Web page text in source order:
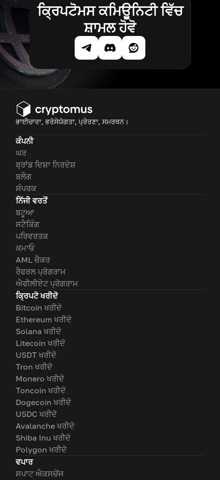
ਕ੍ਰਿਪਟੋਮਸ ਕਮਿਊਨਿਟੀ ਵਿੱਚ
ਸ਼ਾਮਲ ਹੋਵੋ
ਭਾਈਚਾਰਾ, ਭਰੋਸੇਯੋਗਤਾ, ਪ੍ਰੇਰਣਾ, ਸਮਰਥਨ।
ਕੰਪਨੀ
ਘਰ
ਬ੍ਰਾਂਡ ਦਿਸ਼ਾ ਨਿਰਦੇਸ਼
ਬਲੌਗ
ਸੰਪਰਕ
ਨਿੱਜੀ ਵਰਤੋਂ
ਬਟੂਆ
ਸਟੈਕਿੰਗ
ਪਰਿਵਰਤਕ
ਕਮਾਓ
AML ਚੈਕਰ
ਰੈਫਰਲ ਪ੍ਰੋਗਰਾਮ
ਐਫੀਲੀਏਟ ਪ੍ਰੋਗਰਾਮ
ਕ੍ਰਿਪਟੋ ਖਰੀਦੋ
Bitcoin ਖਰੀਦੋ
Ethereum ਖਰੀਦੋ
Solana ਖਰੀਦੋ
Litecoin ਖਰੀਦੋ
USDT ਖਰੀਦੋ
Tron ਖਰੀਦੋ
Monero ਖਰੀਦੋ
Toncoin ਖਰੀਦੋ
Dogecoin ਖਰੀਦੋ
USDC ਖਰੀਦੋ
Avalanche ਖਰੀਦੋ
Shiba Inu ਖਰੀਦੋ
Polygon ਖਰੀਦੋ
ਵਪਾਰ
ਸਪਾਟ ਐਕਸਚੇਂਜ